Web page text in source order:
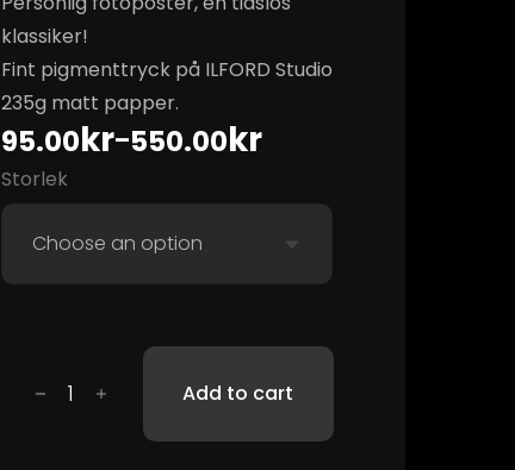
klassiker!
Fint pigmenttryck på ILFORD Studio
235g matt papper.
95.00kr–550.00kr
Storlek
Add to cart